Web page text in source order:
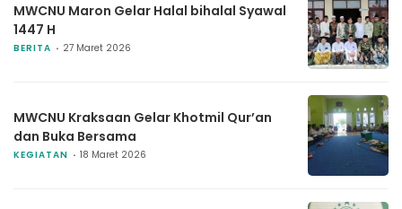
MWCNU Maron Gelar Halal bihalal Syawal
1447 H
BERITA 27 Maret 2026
MWCNU Kraksaan Gelar Khotmil Qur’an
dan Buka Bersama
KEGIATAN 18 Maret 2026